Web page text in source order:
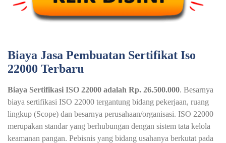
Biaya Jasa Pembuatan Sertifikat Iso
22000 Terbaru
Biaya Sertifikasi ISO 22000 adalah Rp. 26.500.000. Besarnya
biaya sertifikasi ISO 22000 tergantung bidang pekerjaan, ruang
lingkup (Scope) dan besarnya perusahaan/organisasi. ISO 22000
merupakan standar yang berhubungan dengan sistem tata kelola
keamanan pangan. Pebisnis yang bidang usahanya berkutat pada